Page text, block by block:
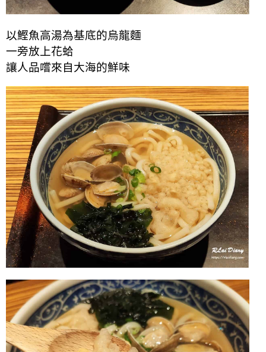
以鰹魚高湯為基底的烏龍麵
一旁放上花蛤
讓人品嚐來自大海的鮮味